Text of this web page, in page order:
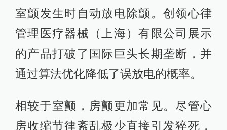
室颤发生时自动放电除颤。创领心律
管理医疗器械（上海）有限公司展示
的产品打破了国际巨头长期垄断，并
通过算法优化降低了误放电的概率。
相较于室颤，房颤更加常见。尽管心
房收缩节律紊乱极少直接引发猝死，